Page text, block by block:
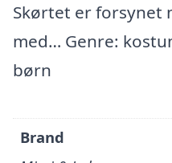
Skørtet er forsynet
med… Genre:
børn
Brand